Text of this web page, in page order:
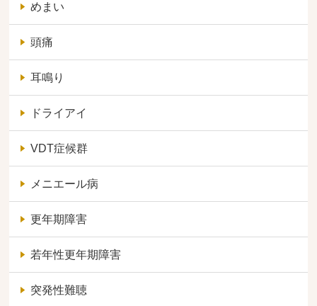
めまい
頭痛
耳鳴り
ドライアイ
VDT症候群
メニエール病
更年期障害
若年性更年期障害
突発性難聴